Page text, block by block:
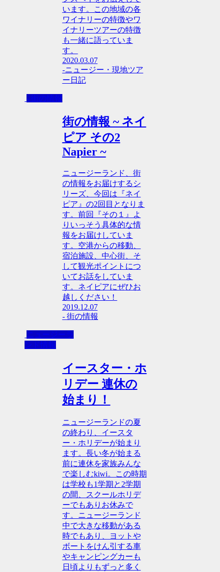
います。この地域の各
ワイナリーの特徴やワ
イナリーツアーの特徴
も一緒に語っていま
す。
2020.03.07
-ニュージー・現地ツア
ー日記
- 街の情報
街の情報 ~ ネイ
ピア その2
Napier ~
ニュージーランド、街
の情報をお届けするシ
リーズ、今回は『ネイ
ピア』の2回目となりま
す。前回『その１』よ
りいっそう具体的な情
報をお届けしていま
す。空港からの移動、
宿泊施設、中心街、そ
して観光ポイントにつ
いてお話をしていま
す。ネイピアにぜひお
越しください！
2019.12.07
- 街の情報
ニュージーラ
ンド情報
イースター・ホ
リデー 連休の
始まり！
ニュージーランドの夏
の終わり、イースタ
ー・ホリデーが始まり
ます。長い冬が始まる
前に連休を家族みんな
で楽しむkiwi。この時期
は学校も1学期と2学期
の間、スクールホリデ
ーでもありお休みで
す。ニュージーランド
中で大きな移動がある
時でもあり、ヨットや
ボートをけん引する車
やキャンピングカーも
日頃よりもずっと多く